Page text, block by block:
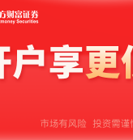
股权登
易日
股权登
派息与涨跌幅表现